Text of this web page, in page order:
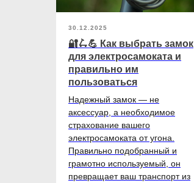
30.12.2025
🔐🛴💪 Как выбрать замок
для электросамоката и
правильно им
пользоваться
Надежный замок — не
аксессуар, а необходимое
страхование вашего
электросамоката от угона.
Правильно подобранный и
грамотно используемый, он
превращает ваш транспорт из